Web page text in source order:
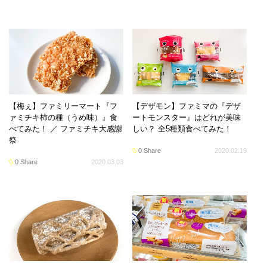
【梅ぇ】ファミリーマート『フ
ァミチキ柿の種（うめ味）』食
べてみた！ ／ ファミチキ大感謝
祭
0 Share 2020.03.03
【デザモン】ファミマの『デザ
ートモンスター』はどれが美味
しい？ 全5種類食べてみた！
0 Share 2020.02.19